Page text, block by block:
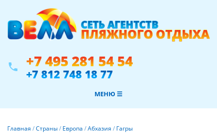
phone +7 495 281 54 54
+7 812 748 18 77
МЕНЮ ☰
Главная /Страны/ Европа /Абхазия / Гагры